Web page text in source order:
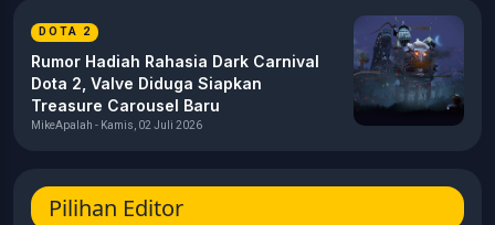
DOTA 2
Rumor Hadiah Rahasia Dark Carnival
Dota 2, Valve Diduga Siapkan
Treasure Carousel Baru
MikeApalah - Kamis, 02 Juli 2026
Pilihan Editor